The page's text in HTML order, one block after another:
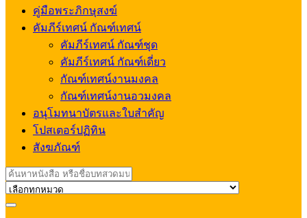
คู่มือพระภิกษุสงฆ์
คัมภีร์เทศน์ กัณฑ์เทศน์
คัมภีร์เทศน์ กัณฑ์ชุด
คัมภีร์เทศน์ กัณฑ์เดี่ยว
กัณฑ์เทศน์งานมงคล
กัณฑ์เทศน์งานอวมงคล
อนุโมทนาบัตรและใบสำคัญ
โปสเตอร์ปฏิทิน
สังฆภัณฑ์
Search
for: